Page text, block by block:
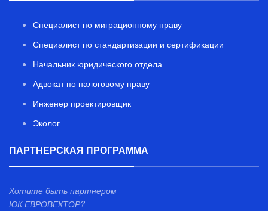
Специалист по миграционному праву
Специалист по стандартизации и сертификации
Начальник юридического отдела
Адвокат по налоговому праву
Инженер проектировщик
Эколог
ПАРТНЕРСКАЯ ПРОГРАММА
Хотите быть партнером
ЮК ЕВРОВЕКТОР?